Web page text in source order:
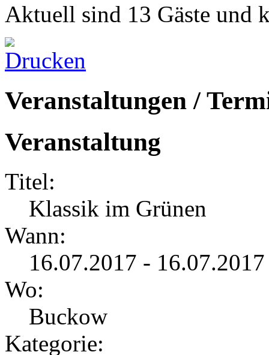
Aktuell sind 13 Gäste und
Veranstaltungen /
Veranstaltung
Titel:
Klassik im Grünen
Wann:
16.07.2017 -
Wo:
Buckow
Kategorie: